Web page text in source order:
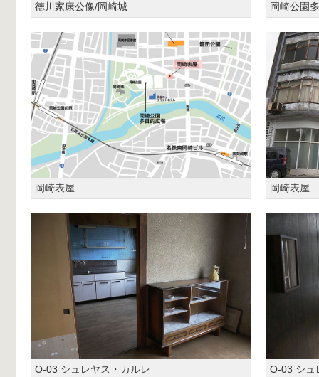
徳川家康公像/岡崎城 岡崎公園
岡崎表屋 岡崎表屋
O-03 シュレヤス・カルレ
O-03 シュ